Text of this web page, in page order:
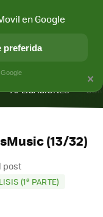
APLICACIONES
(13/32)
post
(1ª PARTE)
×
en Google
preferida